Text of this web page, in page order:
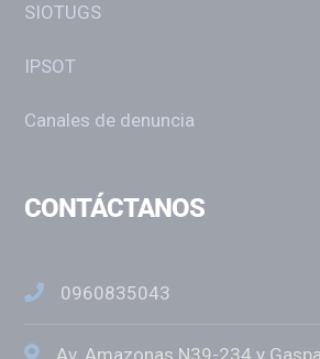
SIOTUGS
IPSOT
Canales de denuncia
CONTÁCTANOS
0960835043